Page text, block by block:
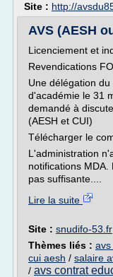
Site : http://
AVS (AESH
Licenciement et
Revendications FO
Une délégation
d'académie le 31
demandé à
(AESH et CUI)
Télécharger le
L'administration
notifications
pas suffisante....
Lire la suite
Site : snudifo-53.fr
Thèmes liés :
cui aesh / salaire
/ avs contrat